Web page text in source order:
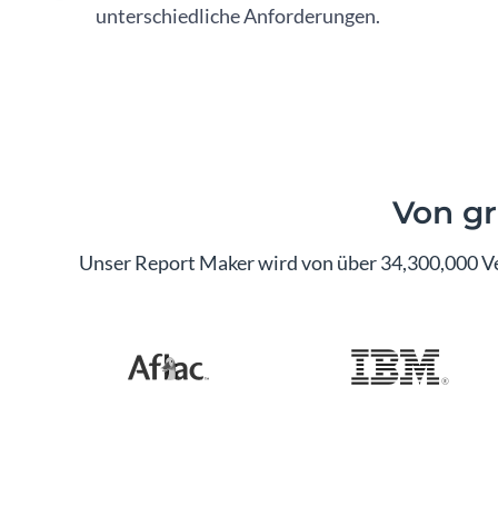
unterschiedliche Anforderungen.
Von
Unser Report Maker wird von über 34,300,000